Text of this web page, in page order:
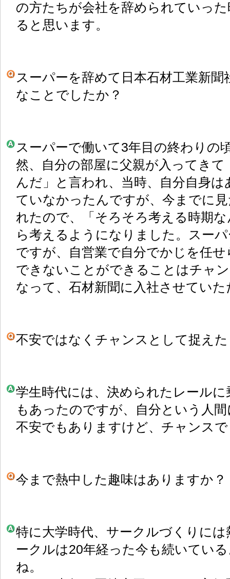
の方たちが会社を辞められていっ
ると思います。
スーパーを辞めて日本石材工業新
なことでしたか？
スーパーで働いて3年目の終わりの
然、自分の部屋に父親が入ってき
んだ」と言われ、当時、自分自身
ていなかったんですが、今までに
れたので、「そろそろ考える時期
ら考えるようになりました。スー
ですが、自営業で自分でかじを任
できないことができることはチャ
なって、石材新聞に入社させてい
不安ではなくチャンスとして捉え
学生時代には、決められたレール
もあったのですが、自分という人
不安でもありますけど、チャンス
今まで熱中した趣味はありますか？
特に大学時代、サークルづくりに
ークルは20年経った今も続いてい
ね。